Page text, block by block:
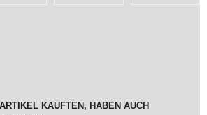
KAUFTEN, HABEN AUCH